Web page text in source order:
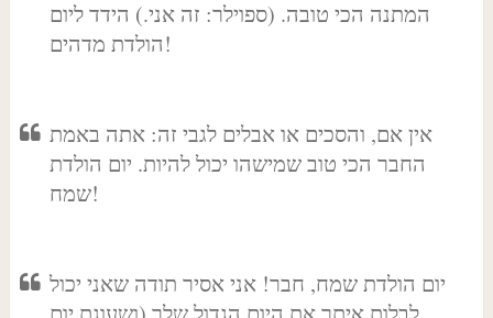
המתנה הכי טובה. (ספוילר: זה אני.) הידד ליום
הולדת מדהים!
אין אם, והסכים או אבלים לגבי זה: אתה באמת
החבר הכי טוב שמישהו יכול להיות. יום הולדת
שמח!
יום הולדת שמח, חבר! אני אסיר תודה שאני יכול